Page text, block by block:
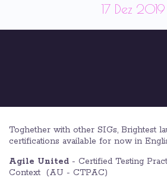
17 Dez 2019
Toghether with other SIGs, Brightest
certifications available for now in
Agile United - Certified Testing
Context (AU - CTPAC)